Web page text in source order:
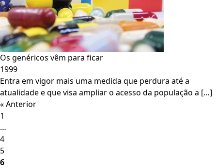
Os genéricos vêm para ficar
1999
Entra em vigor mais uma medida que perdura até a
atualidade e que visa ampliar o acesso da população a […]
« Anterior
Página
1
…
Página
4
Página
5
Página
6